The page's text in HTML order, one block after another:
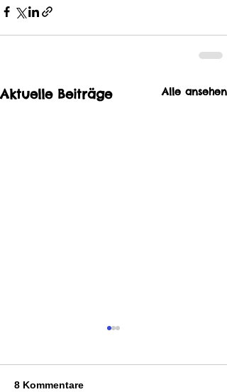
Aktuelle Beiträge Alle ansehen
8 Kommentare